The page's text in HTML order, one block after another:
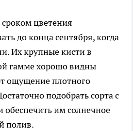
цветения
до конца сентября, когда
Их крупные кисти в
гамме хорошо видны
ощущение плотного
подобрать сорта с
обеспечить им солнечное
полив.